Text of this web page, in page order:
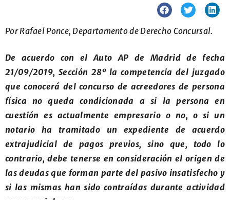
Por Rafael Ponce, Departamento de Derecho Concursal.
De acuerdo con el Auto AP de Madrid de fecha
21/09/2019, Sección 28º la competencia del juzgado
que conocerá del concurso de acreedores de persona
física no queda condicionada a si la persona en
cuestión es actualmente empresario o no, o si un
notario ha tramitado un expediente de acuerdo
extrajudicial de pagos previos, sino que, todo lo
contrario, debe tenerse en consideración el origen de
las deudas que forman parte del pasivo insatisfecho y
si las mismas han sido contraídas durante actividad